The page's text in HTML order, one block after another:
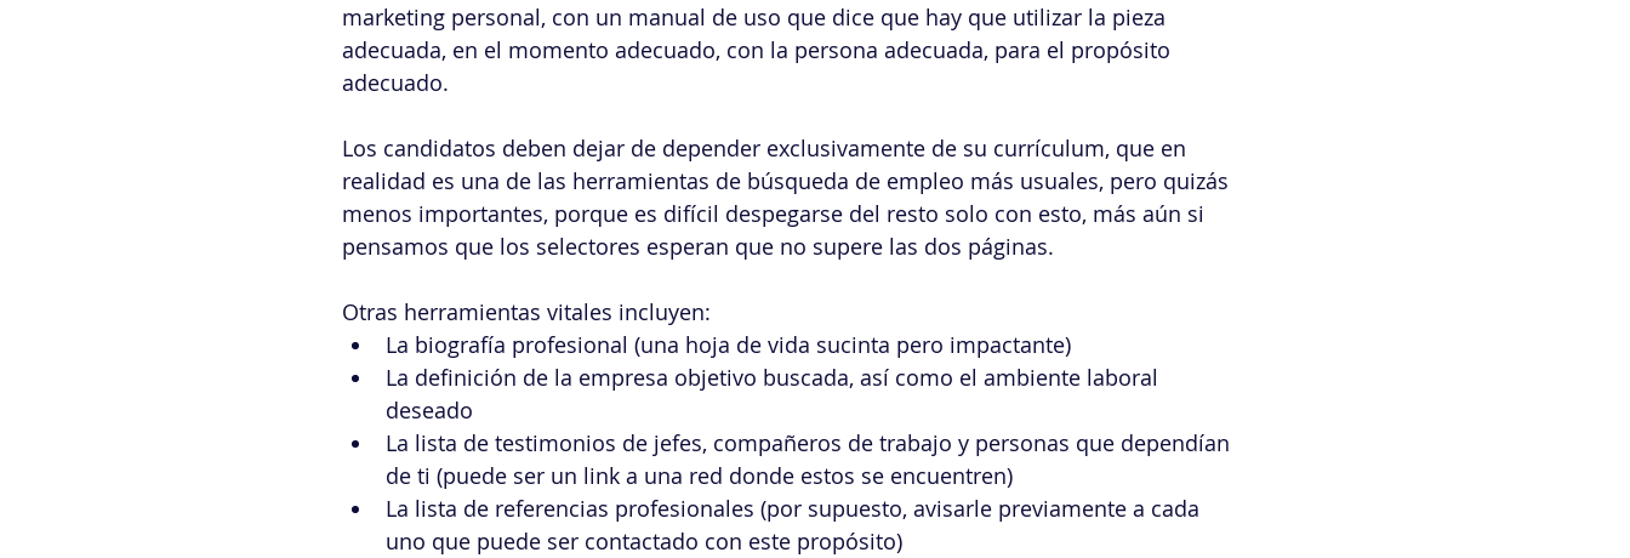
marketing personal, con un manual de uso que dice que hay que utilizar la pieza
adecuada, en el momento adecuado, con la persona adecuada, para el propósito
adecuado.
Los candidatos deben dejar de depender exclusivamente de su currículum, que en
realidad es una de las herramientas de búsqueda de empleo más usuales, pero quizás
menos importantes, porque es difícil despegarse del resto solo con esto, más aún si
pensamos que los selectores esperan que no supere las dos páginas.
Otras herramientas vitales incluyen:
La biografía profesional (una hoja de vida sucinta pero impactante)
La definición de la empresa objetivo buscada, así como el ambiente laboral
deseado
La lista de testimonios de jefes, compañeros de trabajo y personas que dependían
de ti (puede ser un link a una red donde estos se encuentren)
La lista de referencias profesionales (por supuesto, avisarle previamente a cada
uno que puede ser contactado con este propósito)